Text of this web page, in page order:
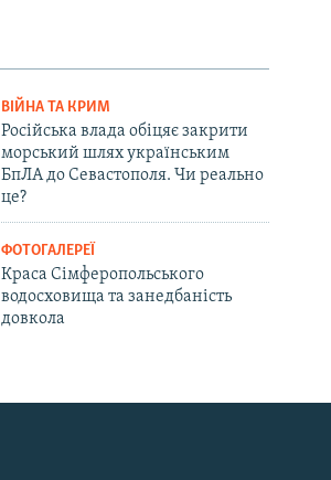
ВІЙНА ТА КРИМ
Російська влада обіцяє закрити
морський шлях українським
БпЛА до Севастополя. Чи реально
це?
ФОТОГАЛЕРЕЇ
Краса Сімферопольського
водосховища та занедбаність
довкола